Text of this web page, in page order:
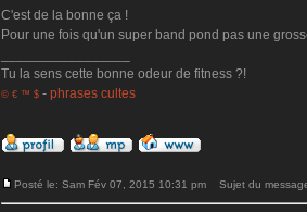
C'est de la bonne ça !
Pour une fois qu'un super band pond pas une
Tu la sens cette bonne odeur de fitness ?!
© € ™ $ - phrases cultes
Posté le: Sam Fév 07, 2015 10:31 pm Sujet du